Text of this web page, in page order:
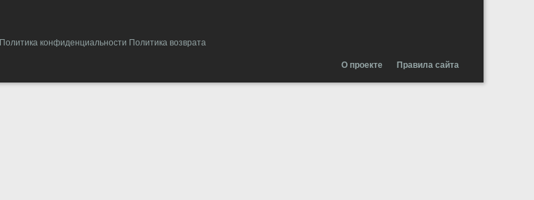
Политика конфиденциальности Политика возврата
О проекте Правила сайта